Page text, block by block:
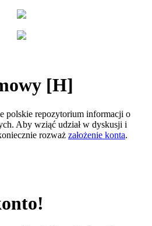
[H]
polskie repozytorium informacji o
Aby wziąć udział w dyskusji i
rozważ założenie konta.